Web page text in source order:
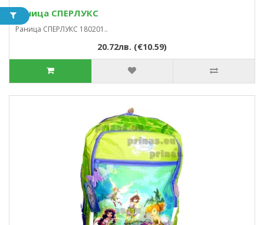
Раница СПЕРЛУКС
Раница СПЕРЛУКС 180201..
20.72лв. (€10.59)